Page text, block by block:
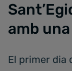
amb
El primer dia